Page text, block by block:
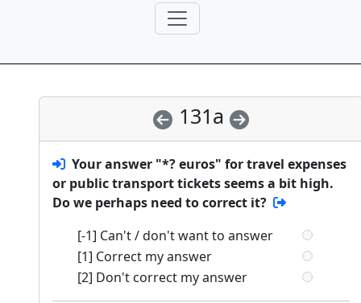
131a
Your answer "*? euros" for travel expenses
or public transport tickets seems a bit high.
Do we perhaps need to correct it?
[-1] Can't / don't want to answer
[1] Correct my answer
[2] Don't correct my answer